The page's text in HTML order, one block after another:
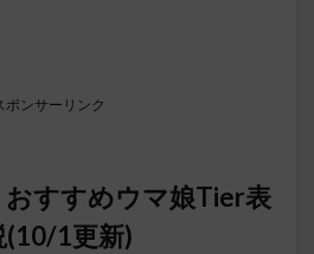
ポンサーリンク
おすすめウマ娘Tier表
(10/1更新)